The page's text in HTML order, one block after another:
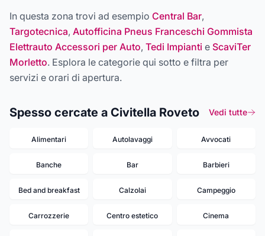
In questa zona trovi ad esempio Central Bar,
Targotecnica, Autofficina Pneus Franceschi Gommista
Elettrauto Accessori per Auto, Tedi Impianti e ScaviTer
Morletto. Esplora le categorie qui sotto e filtra per
servizi e orari di apertura.
Spesso cercate a Civitella Roveto Vedi tutte
Alimentari Autolavaggi Avvocati
Banche Bar Barbieri
Bed and breakfast Calzolai Campeggio
Carrozzerie Centro estetico Cinema